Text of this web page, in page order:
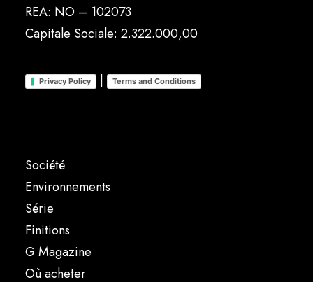
REA: NO – 102073
Capitale Sociale: 2.322.000,00
Privacy Policy | Terms and Conditions
Société
Environnements
Série
Finitions
G Magazine
Où acheter